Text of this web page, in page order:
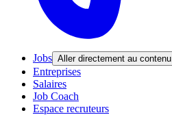
Jobs Aller directement au contenu
Entreprises
Salaires
Job Coach
Espace recruteurs